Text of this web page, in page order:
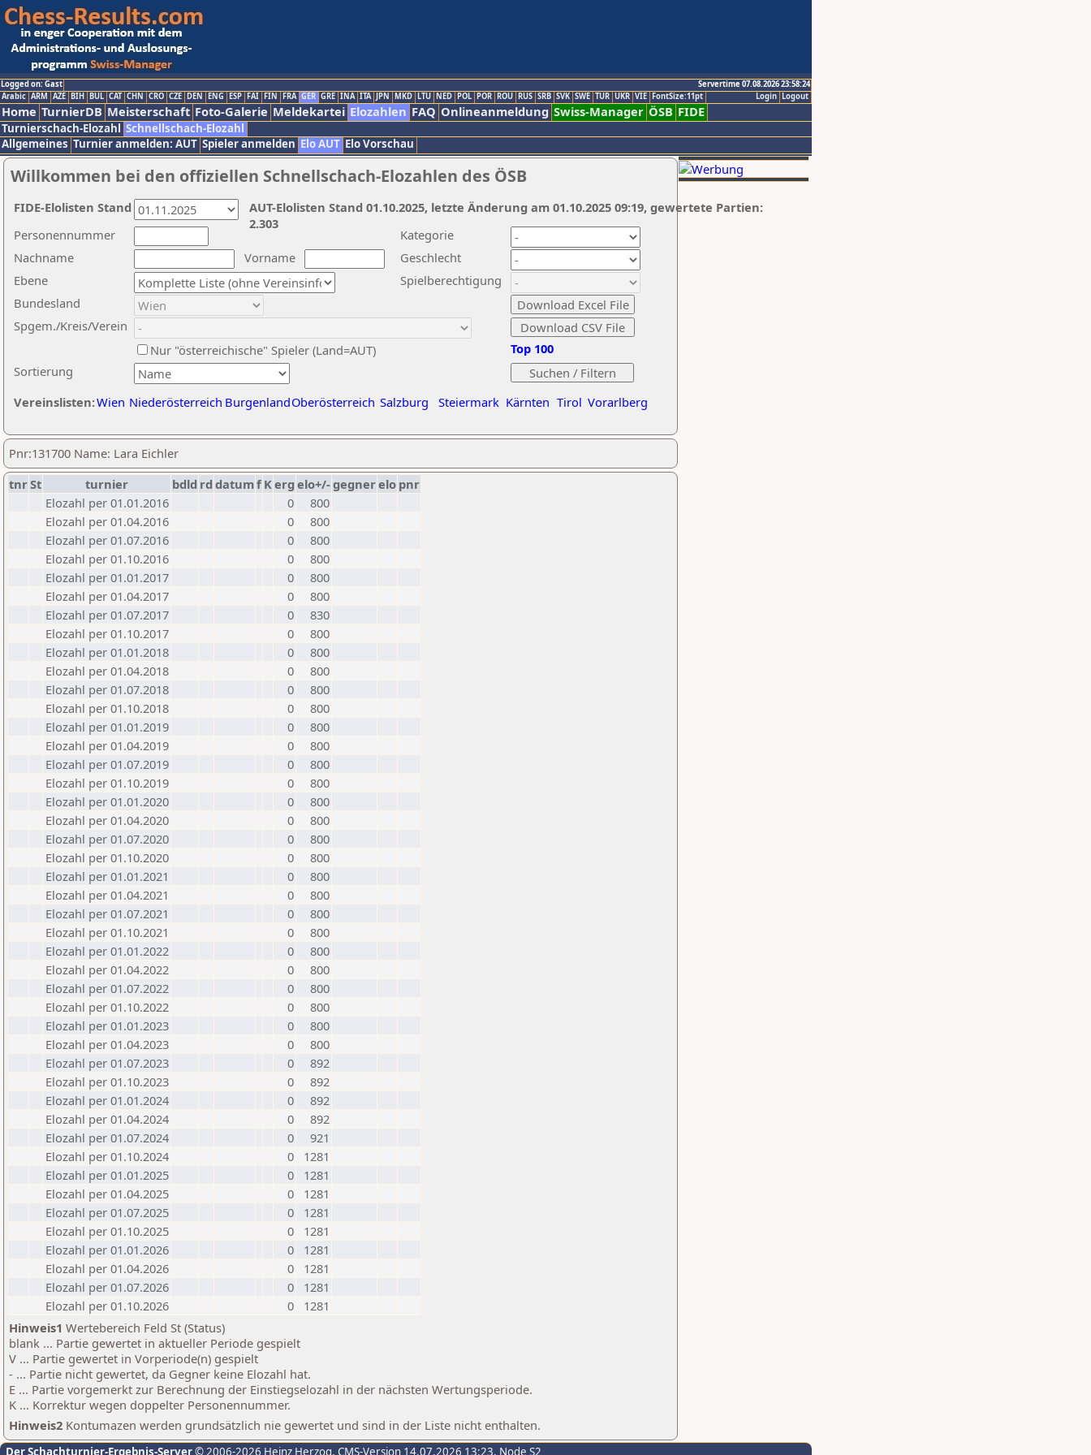
Logged on: Gast
Servertime 07.08.2026 23:58:24
Logout
Login
Arabic ARM AZE BIH BUL CAT CHN CRO CZE DEN ENG ESP FAI FIN FRA GER GRE INA ITA JPN MKD LTU NED POL POR ROU RUS SRB SVK SWE TUR UKR VIE FontSize:11pt
Home TurnierDB Meisterschaft Foto-Galerie Meldekartei Elozahlen FAQ Onlineanmeldung Swiss-Manager ÖSB FIDE
Turnierschach-Elozahl Schnellschach-Elozahl
Allgemeines Turnier anmelden: AUT Spieler anmelden Elo AUT Elo Vorschau
Willkommen bei den offiziellen Schnellschach-Elozahlen des ÖSB
Nachname
Vorname
Ebene
Kategorie
Sortierung
Personennummer
Bundesland
Spgem./Kreis/Verein
Geschlecht
Nur "österreichische" Spieler (Land=AUT)
Spielberechtigung
Vereinslisten:Wien Niederösterreich BurgenlandOberösterreich Salzburg Steiermark Kärnten Tirol Vorarlberg
Top 100
AUT-Elolisten Stand 01.10.2025, letzte Änderung am 01.10.2025 09:19, gewertete Partien:
2.303
FIDE-Elolisten Stand
Pnr:131700 Name: Lara Eichler
tnrSt turnier bdld rd datumf Kerg elo+/-gegnerelo pnr
Elozahl per 01.01.2016
0
800
Elozahl per 01.04.2016
0
800
Elozahl per 01.07.2016
0
800
Elozahl per 01.10.2016
0
800
Elozahl per 01.01.2017
0
800
Elozahl per 01.04.2017
0
800
Elozahl per 01.07.2017
0
830
Elozahl per 01.10.2017
0
800
Elozahl per 01.01.2018
0
800
Elozahl per 01.04.2018
0
800
Elozahl per 01.07.2018
0
800
Elozahl per 01.10.2018
0
800
Elozahl per 01.01.2019
0
800
Elozahl per 01.04.2019
0
800
Elozahl per 01.07.2019
0
800
Elozahl per 01.10.2019
0
800
Elozahl per 01.01.2020
0
800
Elozahl per 01.04.2020
0
800
Elozahl per 01.07.2020
0
800
Elozahl per 01.10.2020
0
800
Elozahl per 01.01.2021
0
800
Elozahl per 01.04.2021
0
800
Elozahl per 01.07.2021
0
800
Elozahl per 01.10.2021
0
800
Elozahl per 01.01.2022
0
800
Elozahl per 01.04.2022
0
800
Elozahl per 01.07.2022
0
800
Elozahl per 01.10.2022
0
800
Elozahl per 01.01.2023
0
800
Elozahl per 01.04.2023
0
800
Elozahl per 01.07.2023
0
892
Elozahl per 01.10.2023
0
892
Elozahl per 01.01.2024
0
892
Elozahl per 01.04.2024
0
892
Elozahl per 01.07.2024
0
921
Elozahl per 01.10.2024
0
1281
Elozahl per 01.01.2025
0
1281
Elozahl per 01.04.2025
0
1281
Elozahl per 01.07.2025
0
1281
Elozahl per 01.10.2025
0
1281
Elozahl per 01.01.2026
0
1281
Elozahl per 01.04.2026
0
1281
Elozahl per 01.07.2026
0
1281
Elozahl per 01.10.2026
0
1281
Hinweis1 Wertebereich Feld St (Status)
blank ... Partie gewertet in aktueller Periode gespielt
V ... Partie gewertet in Vorperiode(n) gespielt
- ... Partie nicht gewertet, da Gegner keine Elozahl hat.
E ... Partie vorgemerkt zur Berechnung der Einstiegselozahl in der nächsten Wertungsperiode.
K ... Korrektur wegen doppelter Personennummer.
Hinweis2 Kontumazen werden grundsätzlich nie gewertet und sind in der Liste nicht enthalten.
Der Schachturnier-Ergebnis-Server© 2006-2026 Heinz Herzog, CMS-Version 14.07.2026 13:23, Node S2